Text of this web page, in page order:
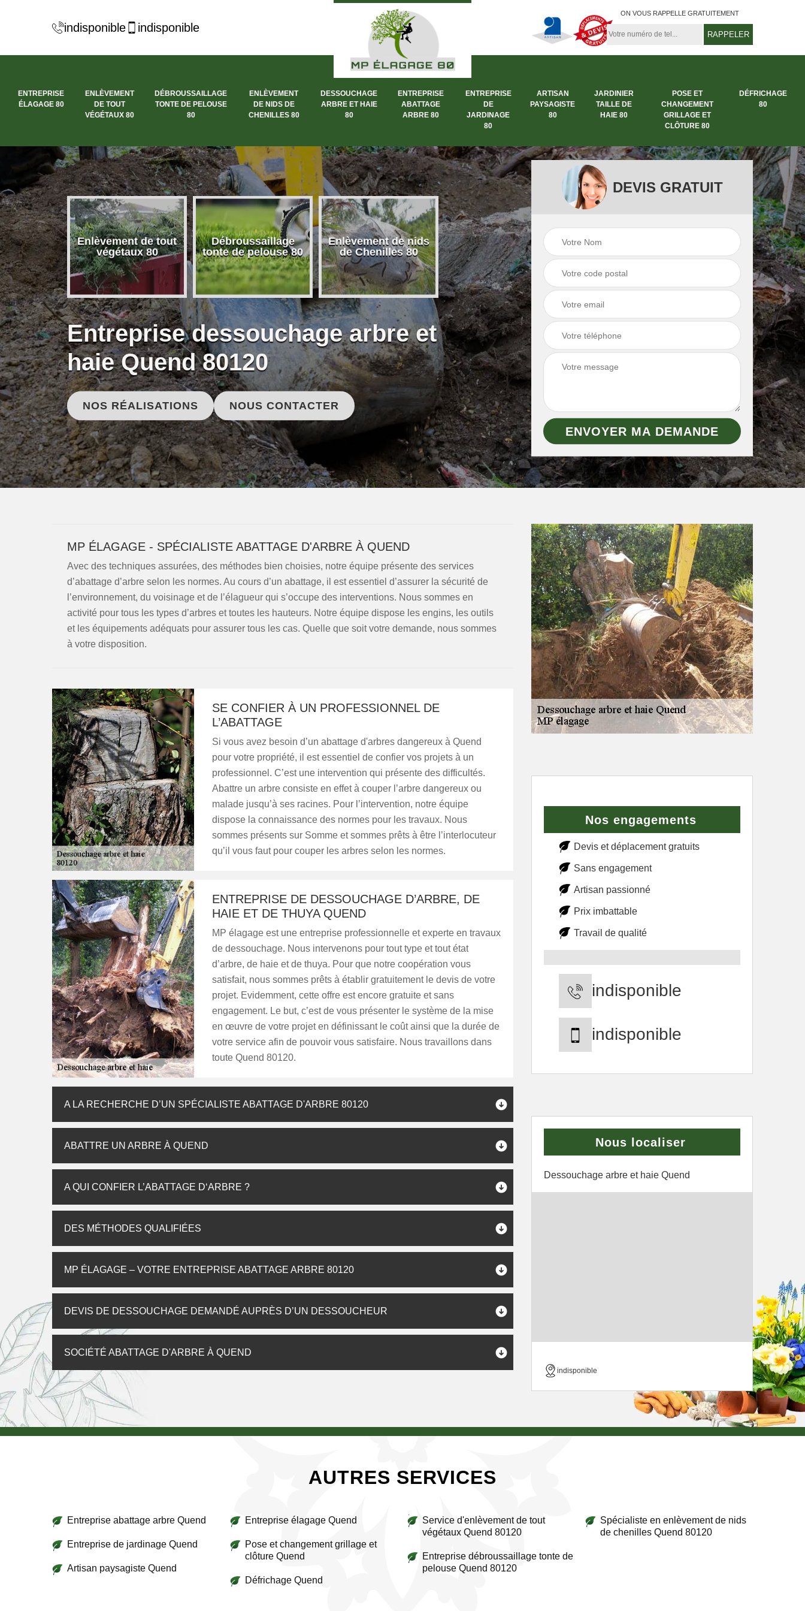
indisponible indisponible
ON VOUS RAPPELLE GRATUITEMENT
ENTREPRISE
ÉLAGAGE 80
ENLÈVEMENT
DE TOUT
VÉGÉTAUX 80
DÉBROUSSAILLAGE
TONTE DE PELOUSE
80
ENLÈVEMENT
DE NIDS DE
CHENILLES 80
DESSOUCHAGE
ARBRE ET HAIE
80
ENTREPRISE
ABATTAGE
ARBRE 80
ENTREPRISE
DE
JARDINAGE
80
ARTISAN
PAYSAGISTE
80
JARDINIER
TAILLE DE
HAIE 80
POSE ET
CHANGEMENT
GRILLAGE ET
CLÔTURE 80
DÉFRICHAGE
80
élagage
Enlèvement de tout
végétaux 80
Débroussaillage
tonte de pelouse 80
Enlèvement de nids
de Chenilles 80
Dessouchage arbre
et haie 80
Entreprise abattage
Entreprise de
jardinage 80
Entreprise dessouchage arbre et
haie Quend 80120
NOS RÉALISATIONS NOUS CONTACTER
DEVIS GRATUIT
MP ÉLAGAGE - SPÉCIALISTE ABATTAGE D'ARBRE À QUEND
Avec des techniques assurées, des méthodes bien choisies, notre équipe présente des services
d’abattage d’arbre selon les normes. Au cours d’un abattage, il est essentiel d’assurer la sécurité de
l’environnement, du voisinage et de l’élagueur qui s’occupe des interventions. Nous sommes en
activité pour tous les types d’arbres et toutes les hauteurs. Notre équipe dispose les engins, les outils
et les équipements adéquats pour assurer tous les cas. Quelle que soit votre demande, nous sommes
à votre disposition.
SE CONFIER À UN PROFESSIONNEL DE
L’ABATTAGE
Si vous avez besoin d’un abattage d'arbres dangereux à Quend
pour votre propriété, il est essentiel de confier vos projets à un
professionnel. C’est une intervention qui présente des difficultés.
Abattre un arbre consiste en effet à couper l’arbre dangereux ou
malade jusqu’à ses racines. Pour l’intervention, notre équipe
dispose la connaissance des normes pour les travaux. Nous
sommes présents sur Somme et sommes prêts à être l’interlocuteur
qu’il vous faut pour couper les arbres selon les normes.
ENTREPRISE DE DESSOUCHAGE D’ARBRE, DE
HAIE ET DE THUYA QUEND
MP élagage est une entreprise professionnelle et experte en travaux
de dessouchage. Nous intervenons pour tout type et tout état
d’arbre, de haie et de thuya. Pour que notre coopération vous
satisfait, nous sommes prêts à établir gratuitement le devis de votre
projet. Evidemment, cette offre est encore gratuite et sans
engagement. Le but, c’est de vous présenter le système de la mise
en œuvre de votre projet en définissant le coût ainsi que la durée de
votre service afin de pouvoir vous satisfaire. Nous travaillons dans
toute Quend 80120.
A LA RECHERCHE D’UN SPÉCIALISTE ABATTAGE D'ARBRE 80120
ABATTRE UN ARBRE À QUEND
A QUI CONFIER L’ABATTAGE D‘ARBRE ?
DES MÉTHODES QUALIFIÉES
MP ÉLAGAGE – VOTRE ENTREPRISE ABATTAGE ARBRE 80120
DEVIS DE DESSOUCHAGE DEMANDÉ AUPRÈS D’UN DESSOUCHEUR
SOCIÉTÉ ABATTAGE D'ARBRE À QUEND
Nos engagements
Devis et déplacement gratuits
Sans engagement
Artisan passionné
Prix imbattable
Travail de qualité
indisponible
indisponible
Nous localiser
Dessouchage arbre et haie Quend
indisponible
AUTRES SERVICES
Entreprise abattage arbre Quend
Entreprise de jardinage Quend
Artisan paysagiste Quend
Entreprise élagage Quend
Pose et changement grillage et
clôture Quend
Défrichage Quend
Service d'enlèvement de tout
végétaux Quend 80120
Entreprise débroussaillage tonte de
pelouse Quend 80120
Spécialiste en enlèvement de nids
de chenilles Quend 80120